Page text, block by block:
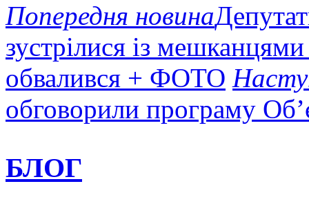
Попередня новина
зустрілися із
обвалився + ФОТО
обговорили програму
БЛОГ